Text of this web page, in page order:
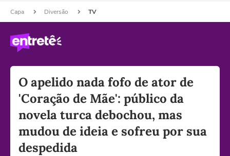
Capa Diversão TV
O apelido nada fofo de ator de
'Coração de Mãe': público da
novela turca debochou, mas
mudou de ideia e sofreu por sua
despedida